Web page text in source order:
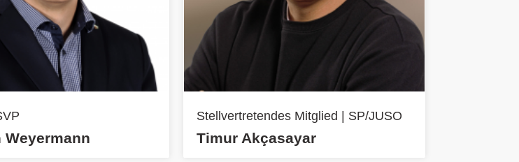
Stellvertretendes Mitglied | SP/JUSO
Timur Akçasayar